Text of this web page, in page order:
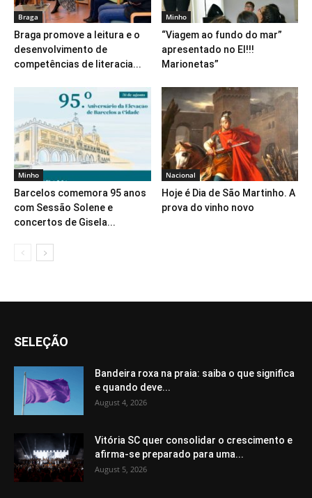
Braga
Braga promove a leitura e o
desenvolvimento de
competências de literacia...
Minho
“Viagem ao fundo do mar”
apresentado no EI!!!
Marionetas”
Minho
Barcelos comemora 95 anos
com Sessão Solene e
concertos de Gisela...
Nacional
Hoje é Dia de São Martinho. A
prova do vinho novo
SELEÇÃO
Bandeira roxa na praia: saiba o que significa
e quando deve...
August 4, 2026
Vitória SC quer consolidar o crescimento e
afirma-se preparado para uma...
August 5, 2026